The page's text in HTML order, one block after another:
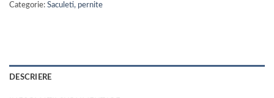
Categorie: Saculeti, pernite
DESCRIERE